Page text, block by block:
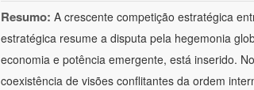
Resumo: A crescente competição estratégica
estratégica resume a disputa pela hegemonia
economia e potência emergente, está inserido.
coexistência de visões conflitantes da ordem